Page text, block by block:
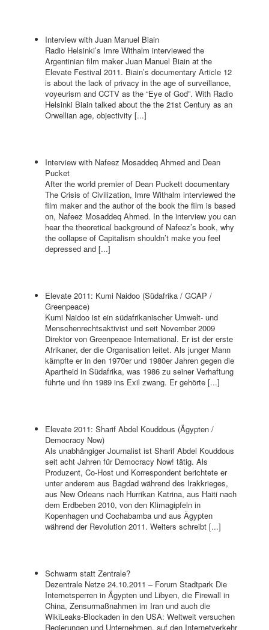
Interview with Juan Manuel Biain
Radio Helsinki’s Imre Withalm interviewed the
Argentinian film maker Juan Manuel Biain at the
Elevate Festival 2011. Biain’s documentary Article 12
is about the lack of privacy in the age of surveillance,
voyeurism and CCTV as the “Eye of God”. With Radio
Helsinki Biain talked about the the 21st Century as an
Orwellian age, objectivity [...]
Interview with Nafeez Mosaddeq Ahmed and Dean
Pucket
After the world premier of Dean Puckett documentary
The Crisis of Civilization, Imre Withalm interviewed the
film maker and the author of the book the film is based
on, Nafeez Mosaddeq Ahmed. In the interview you can
hear the theoretical background of Nafeez’s book, why
the collapse of Capitalism shouldn’t make you feel
depressed and [...]
Elevate 2011: Kumi Naidoo (Südafrika / GCAP /
Greenpeace)
Kumi Naidoo ist ein südafrikanischer Umwelt- und
Menschenrechtsaktivist und seit November 2009
Direktor von Greenpeace International. Er ist der erste
Afrikaner, der die Organisation leitet. Als junger Mann
kämpfte er in den 1970er und 1980er Jahren gegen die
Apartheid in Südafrika, was 1986 zu seiner Verhaftung
führte und ihn 1989 ins Exil zwang. Er gehörte [...]
Elevate 2011: Sharif Abdel Kouddous (Ägypten /
Democracy Now)
Als unabhängiger Journalist ist Sharif Abdel Kouddous
seit acht Jahren für Democracy Now! tätig. Als
Produzent, Co-Host und Korrespondent berichtete er
unter anderem aus Bagdad während des Irakkrieges,
aus New Orleans nach Hurrikan Katrina, aus Haiti nach
dem Erdbeben 2010, von den Klimagipfeln in
Kopenhagen und Cochabamba und aus Ägypten
während der Revolution 2011. Weiters schreibt [...]
Schwarm statt Zentrale?
Dezentrale Netze 24.10.2011 – Forum Stadtpark Die
Internetsperren in Ägypten und Libyen, die Firewall in
China, Zensurmaßnahmen im Iran und auch die
WikiLeaks-Blockaden in den USA: Weltweit versuchen
Regierungen und Unternehmen, auf den Internetverkehr